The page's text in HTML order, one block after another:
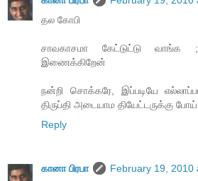
தல கோபி
சாவகாசமா கேட்டுட்டு
இணைக்கிறேன்
நன்றி சொக்கரே, இப்படியே
திருப்தி அடையாம தியேட்டருக்கு
Reply
கானா பிரபா
February 19, 2010